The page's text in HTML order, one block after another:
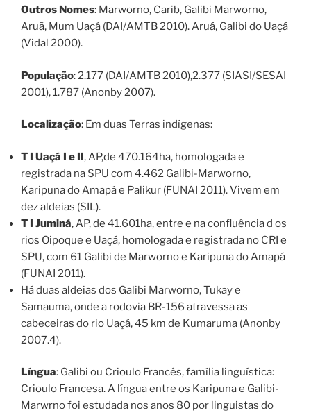
Outros Nomes: Marworno, Carib, Galibi Marworno,
Aruã, Mum Uaçá (DAI/AMTB 2010). Aruá, Galibi do Uaçá
(Vidal 2000).
População: 2.177 (DAI/AMTB 2010),2.377 (SIASI/SESAI
2001), 1.787 (Anonby 2007).
Localização: Em duas Terras indígenas:
T I Uaçá I e II, AP,de 470.164ha, homologada e
registrada na SPU com 4.462 Galibi-Marworno,
Karipuna do Amapá e Palikur (FUNAI 2011). Vivem em
dez aldeias (SIL).
T I Juminá, AP, de 41.601ha, entre e na confluência d os
rios Oipoque e Uaçá, homologada e registrada no CRI e
SPU, com 61 Galibi de Marworno e Karipuna do Amapá
(FUNAI 2011).
Há duas aldeias dos Galibi Marworno, Tukay e
Samauma, onde a rodovia BR-156 atravessa as
cabeceiras do rio Uaçá, 45 km de Kumaruma (Anonby
2007.4).
Língua: Galibi ou Crioulo Francês, família linguística:
Crioulo Francesa. A língua entre os Karipuna e Galibi-
Marwrno foi estudada nos anos 80 por linguistas do